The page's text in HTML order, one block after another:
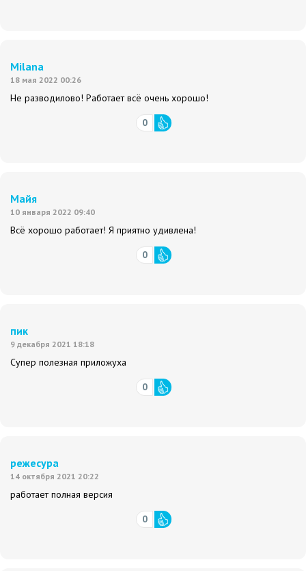
Milana
18 мая 2022 00:26
Не разводилово! Работает всё очень хорошо!
0
Майя
10 января 2022 09:40
Всё хорошо работает! Я приятно удивлена!
0
пик
9 декабря 2021 18:18
Супер полезная приложуха
0
режесура
14 октября 2021 20:22
работает полная версия
0